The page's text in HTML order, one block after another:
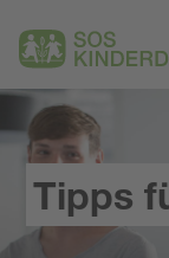
Tipps